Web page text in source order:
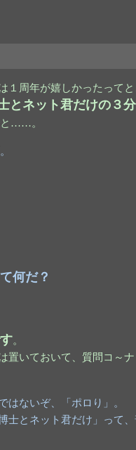
１周年が嬉しかったって
とネット君だけの３
と……。
。
何だ？
。
置いておいて、質問コ～
はないぞ、「ポロり」。
士とネット君だけ」って